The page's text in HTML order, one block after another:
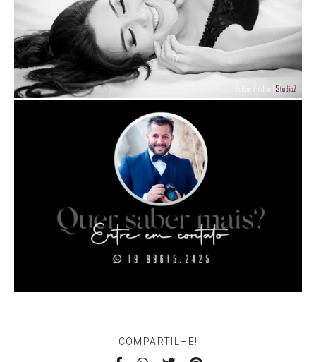
COMPARTILHE!